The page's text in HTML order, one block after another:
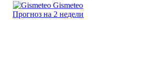
Gismeteo
Прогноз на 2 недели